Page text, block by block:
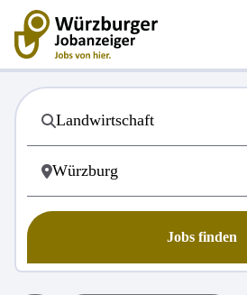
Jobs finden